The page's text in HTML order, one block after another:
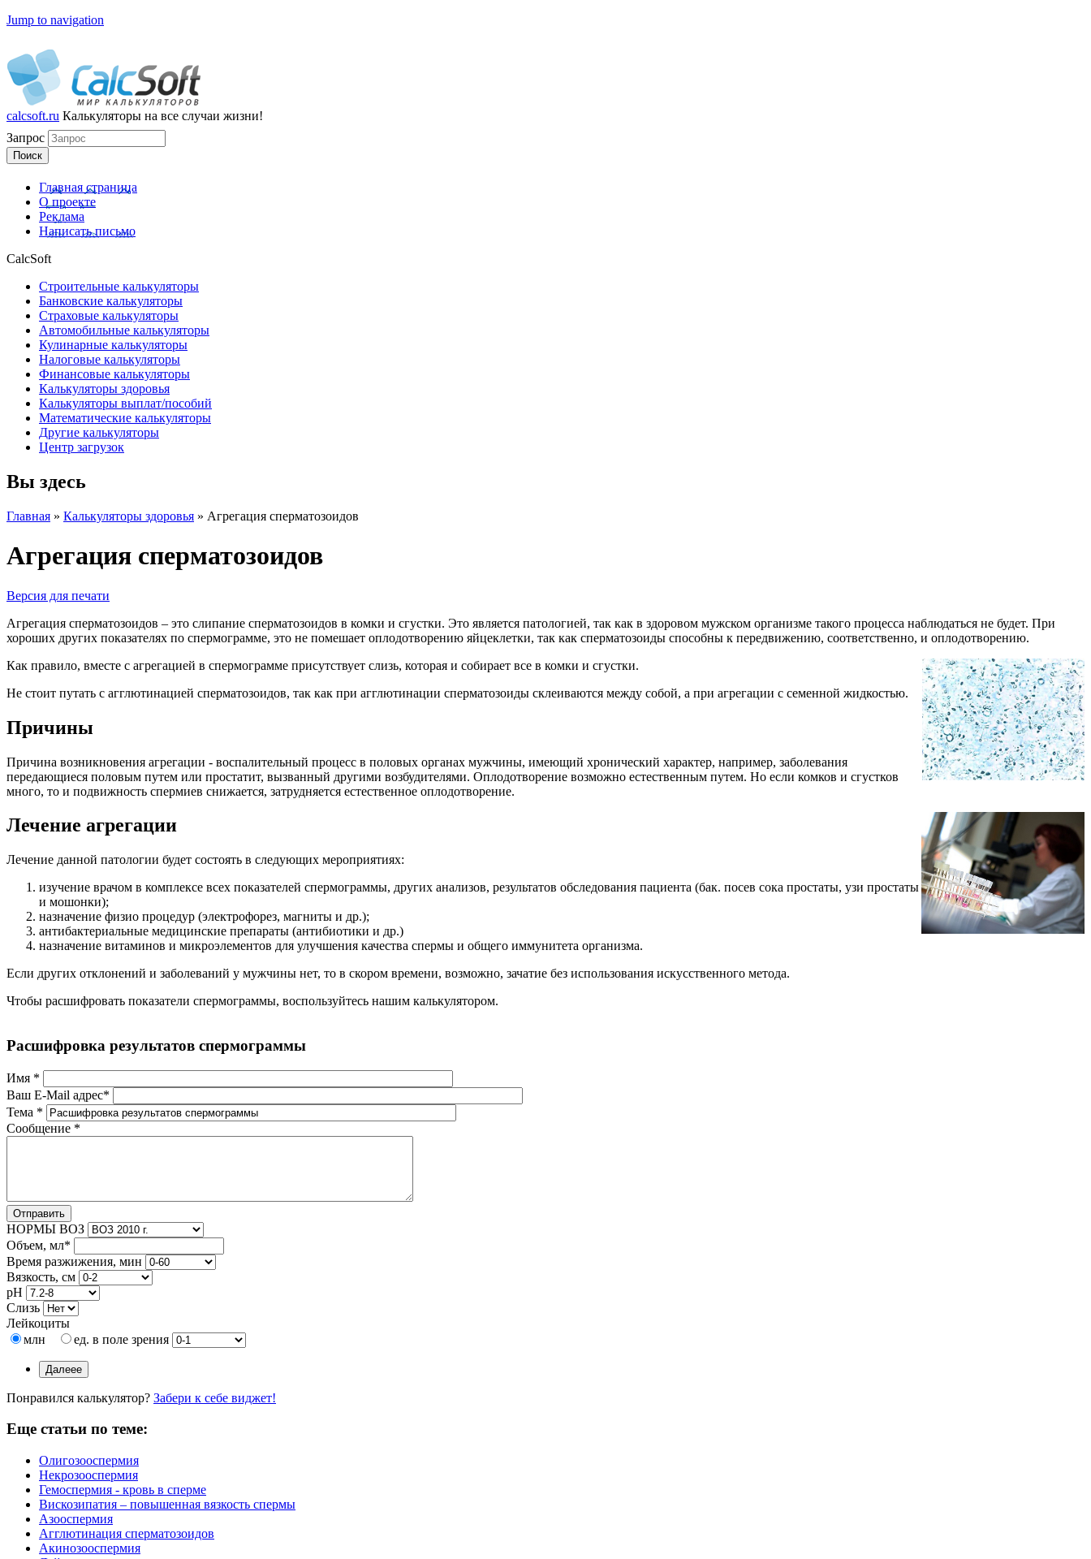
Jump to navigation
calcsoft.ru Калькуляторы на все случаи жизни!
Запрос
Главная страница
О проекте
Реклама
Написать письмо
CalcSoft
Строительные калькуляторы
Банковские калькуляторы
Страховые калькуляторы
Автомобильные калькуляторы
Кулинарные калькуляторы
Налоговые калькуляторы
Финансовые калькуляторы
Калькуляторы здоровья
Калькуляторы выплат/пособий
Математические калькуляторы
Другие калькуляторы
Центр загрузок
Вы здесь
Главная » Калькуляторы здоровья » Агрегация сперматозоидов
Агрегация сперматозоидов
Версия для печати
Агрегация сперматозоидов – это слипание сперматозоидов в комки и сгустки. Это является патологией, так как в здоровом мужском организме такого процесса наблюдаться не будет. При
хороших других показателях по спермограмме, это не помешает оплодотворению яйцеклетки, так как сперматозоиды способны к передвижению, соответственно, и оплодотворению.
Как правило, вместе с агрегацией в спермограмме присутствует слизь, которая и собирает все в комки и сгустки.
Не стоит путать с агглютинацией сперматозоидов, так как при агглютинации сперматозоиды склеиваются между собой, а при агрегации с семенной жидкостью.
Причины
Причина возникновения агрегации - воспалительный процесс в половых органах мужчины, имеющий хронический характер, например, заболевания
передающиеся половым путем или простатит, вызванный другими возбудителями. Оплодотворение возможно естественным путем. Но если комков и сгустков
много, то и подвижность спермиев снижается, затрудняется естественное оплодотворение.
Лечение агрегации
Лечение данной патологии будет состоять в следующих мероприятиях:
изучение врачом в комплексе всех показателей спермограммы, других анализов, результатов обследования пациента (бак. посев сока простаты, узи простаты
и мошонки);
назначение физио процедур (электрофорез, магниты и др.);
антибактериальные медицинские препараты (антибиотики и др.)
назначение витаминов и микроэлементов для улучшения качества спермы и общего иммунитета организма.
Если других отклонений и заболеваний у мужчины нет, то в скором времени, возможно, зачатие без использования искусственного метода.
Чтобы расшифровать показатели спермограммы, воспользуйтесь нашим калькулятором.
Расшифровка результатов спермограммы
Имя *
Ваш E-Mail адрес*
Тема *
Сообщение *
НОРМЫ ВОЗ
Объем, мл*
Время разжижения, мин
Вязкость, см
pH
Слизь
Лейкоциты
млн
ед. в поле зрения
Понравился калькулятор? Забери к себе виджет!
Еще статьи по теме:
Олигозооспермия
Некрозооспермия
Гемоспермия - кровь в сперме
Вискозипатия – повышенная вязкость спермы
Азооспермия
Агглютинация сперматозоидов
Акинозооспермия